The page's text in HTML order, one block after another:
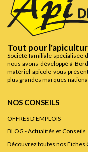
Tout pour
Société familiale spécialisée
nous avons développé à
matériel apicole vous
plus grandes marques
NOS CONSEILS
OFFRES D'EMPLOIS
BLOG - Actualités et Conseils
Découvrez toutes nos Fiches